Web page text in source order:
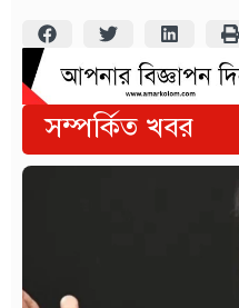
সম্পর্কিত খবর